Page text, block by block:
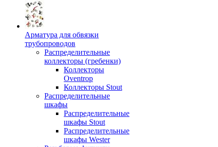
Арматура для обвязки
трубопроводов
Распределительные
коллекторы (гребенки)
Коллекторы
Oventrop
Коллекторы Stout
Распределительные
шкафы
Распределительные
шкафы Stout
Распределительные
шкафы Wester